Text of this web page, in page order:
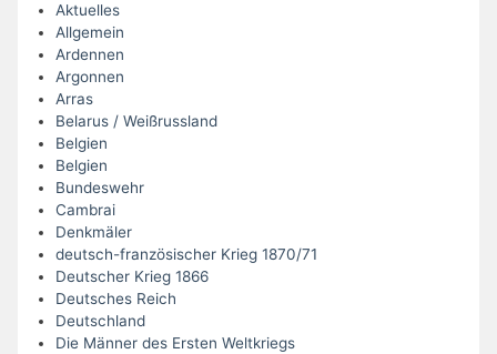
Aktuelles
Allgemein
Ardennen
Argonnen
Arras
Belarus / Weißrussland
Belgien
Belgien
Bundeswehr
Cambrai
Denkmäler
deutsch-französischer Krieg 1870/71
Deutscher Krieg 1866
Deutsches Reich
Deutschland
Die Männer des Ersten Weltkriegs